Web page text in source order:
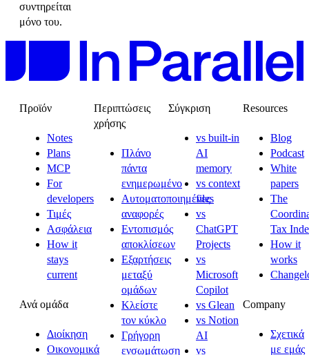
συντηρείται
μόνο του.
Προϊόν
Notes
Plans
MCP
For
developers
Τιμές
Ασφάλεια
How it
stays
current
Ανά ομάδα
Διοίκηση
Οικονομικά
Περιπτώσεις
χρήσης
Πλάνο
πάντα
ενημερωμένο
Αυτοματοποιημένες
αναφορές
Εντοπισμός
αποκλίσεων
Εξαρτήσεις
μεταξύ
ομάδων
Κλείστε
τον κύκλο
Γρήγορη
ενσωμάτωση
Σύγκριση
vs built-in
AI
memory
vs context
files
vs
ChatGPT
Projects
vs
Microsoft
Copilot
vs Glean
vs Notion
AI
vs
Resources
Blog
Podcast
White
papers
The
Tax
How it
works
Company
Σχετικά
με εμάς